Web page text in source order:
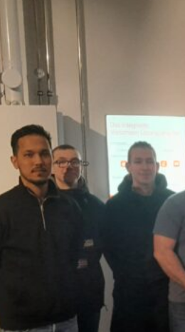
Klimaanlagen
auf Qualität und
der Installation von
wir nur hochwertige
und gewährleisten,
nur effizient, sondern
ist.